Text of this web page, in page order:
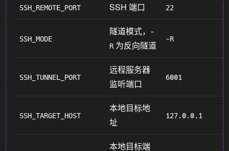
SSH_REMOTE_PORT SSH 端口 22
SSH_MODE
隧道模式，
-
R为反向隧道
-R
SSH_TUNNEL_PORT
远程服务器
监听端口
6001
SSH_TARGET_HOST
本地目标地
址
127.0.0.1
本地目标端